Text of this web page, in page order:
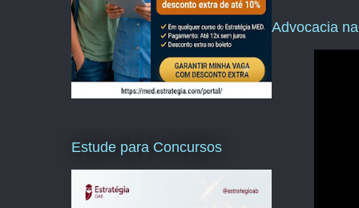
Advocacia
Estude para Concursos